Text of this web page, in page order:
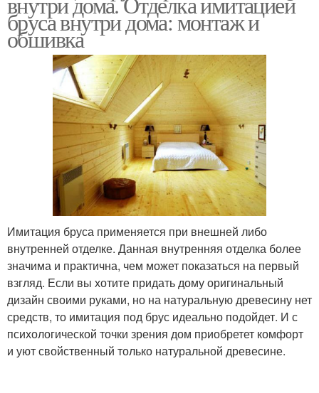
бруса внутри дома: монтаж и
обшивка
Имитация бруса применяется при внешней либо
внутренней отделке. Данная внутренняя отделка более
значима и практична, чем может показаться на первый
взгляд. Если вы хотите придать дому оригинальный
дизайн своими руками, но на натуральную древесину нет
средств, то имитация под брус идеально подойдет. И с
психологической точки зрения дом приобретет комфорт
и уют свойственный только натуральной древесине.